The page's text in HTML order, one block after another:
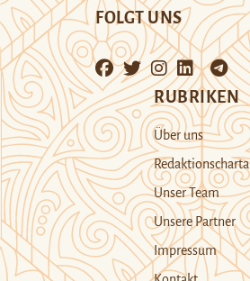
FOLGT UNS
RUBRIKEN
Über uns
Redaktionscharta
Unser Team
Unsere Partner
Impressum